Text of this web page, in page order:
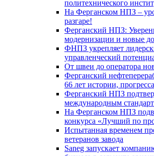
политехнического
На Ферганском НПЗ –
разгаре!
Ферганский НПЗ:
модернизации и новые
ФНПЗ укрепляет
управленческий
От швеи до оператора
Ферганский
66 лет истории,
Ферганский НПЗ
международным
На Ферганском НПЗ
конкурса «Лучший по
Испытанная временем
ветеранов завода
Saneg запускает